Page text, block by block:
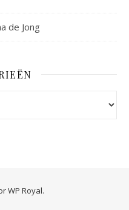
de Jong
WP Royal.